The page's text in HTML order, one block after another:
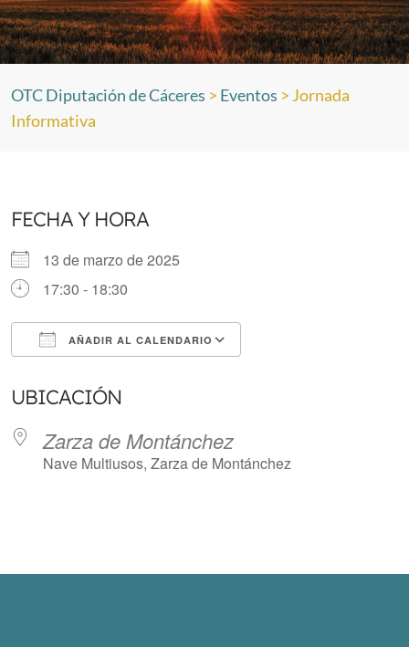
OTC Diputación de Cáceres > Eventos > Jornada
Informativa
FECHA Y HORA
13 de marzo de 2025
17:30 - 18:30
AÑADIR AL CALENDARIO
UBICACIÓN
Zarza de Montánchez
Nave Multiusos, Zarza de Montánchez